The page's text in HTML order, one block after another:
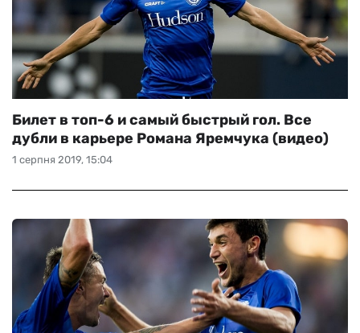
1 серпня 2019, 15:04
Билет в топ-6 и самый быстрый гол. Все
дубли в карьере Романа Яремчука (видео)